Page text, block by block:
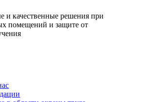
и качественные решения при
помещений и защите от